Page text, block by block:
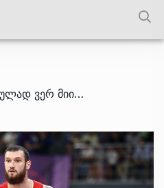
/ მეტოქემ მარცხი ღირსეულად ვერ მიიღო, სანდრო კი NBA-ს მალე დაიპყრობს – ჯგუფიდან გასვლის შანსები